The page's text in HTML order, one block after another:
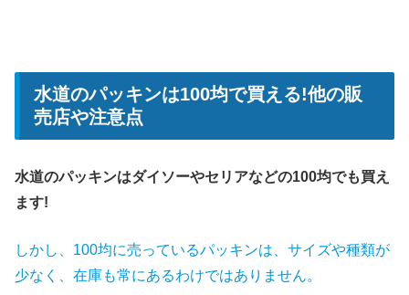
水道のパッキンは100均で買える!他の販
売店や注意点
水道のパッキンはダイソーやセリアなどの100均でも買え
ます!
しかし、100均に売っているパッキンは、サイズや種類が
少なく、在庫も常にあるわけではありません。